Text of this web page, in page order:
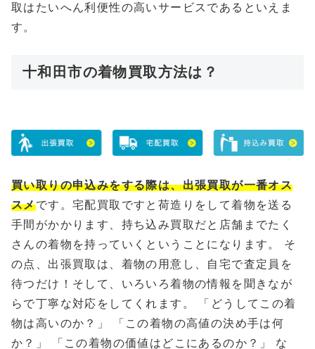
取はたいへん利便性の高いサービスであるといえま
す。
十和田市の着物買取方法は？
買い取りの申込みをする際は、出張買取が一番オス
スメです。宅配買取ですと荷造りをして着物を送る
手間がかかります、持ち込み買取だと店舗までたく
さんの着物を持っていくということになります。 そ
の点、出張買取は、着物の用意し、自宅で査定員を
待つだけ！そして、いろいろ着物の情報を聞きなが
らで丁寧な対応をしてくれます。 「どうしてこの着
物は高いのか？」 「この着物の高値の決め手は何
か？」 「この着物の価値はどこにあるのか？」 な